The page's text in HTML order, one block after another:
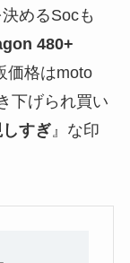
めるSocも
480+
価格はmoto
下げられ買い
すぎ』な印